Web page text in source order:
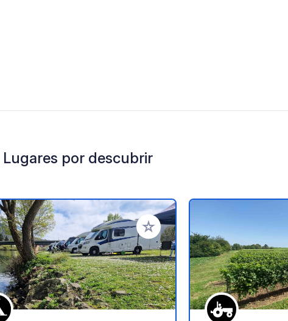
Lugares por descubrir
Añadir a tus favoritos